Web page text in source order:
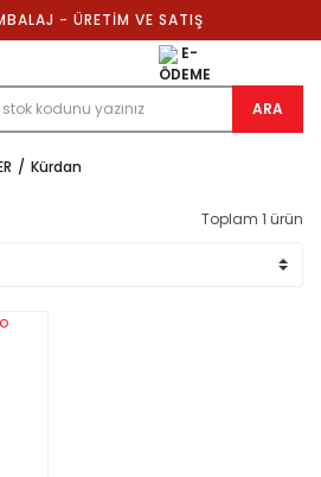
- ÜRETİM VE SATIŞ
ARA
E-
ÖDEME
Kürdan
Toplam 1 ürün